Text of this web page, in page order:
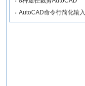
AutoCAD命令行简化输